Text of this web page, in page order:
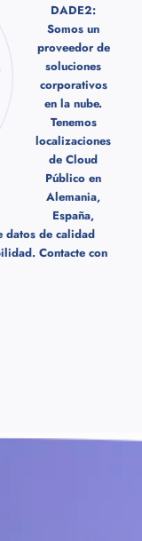
DADE2:
Somos un
proveedor de
soluciones
corporativos
en la nube.
Tenemos
localizaciones
de Cloud
Público en
Alemania,
España,
datos de calidad
Contacte con